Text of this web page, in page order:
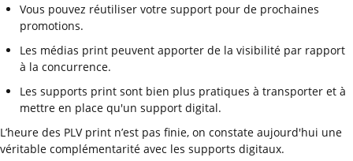
Vous pouvez réutiliser votre support pour de prochaines
promotions.
Les médias print peuvent apporter de la visibilité par rapport
à la concurrence.
Les supports print sont bien plus pratiques à transporter et à
mettre en place qu'un support digital.
L’heure des PLV print n’est pas finie, on constate aujourd'hui une
véritable complémentarité avec les supports digitaux.